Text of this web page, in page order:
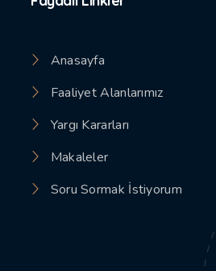
Anasayfa
Faaliyet Alanlarımız
Yargı Kararları
Makaleler
Soru Sormak İstiyorum